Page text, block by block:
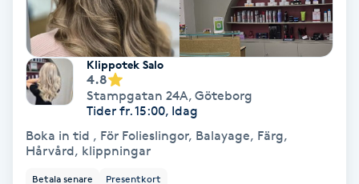
Fillers
Fotmassage
Fotsvamp
Fotvård
Klippotek Salo
4.8
Stampgatan 24A, Göteborg
Tider fr. 15:00, Idag
Boka in tid , För Folieslingor, Balayage, Färg,
Hårvård, klippningar
Betala senare Presentkort